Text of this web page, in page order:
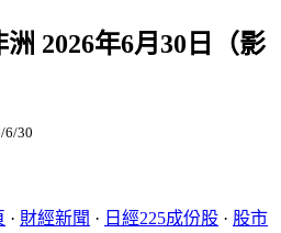
2026年6月30日（影
6/30
· 財經新聞 · 日經225成份股 · 股市